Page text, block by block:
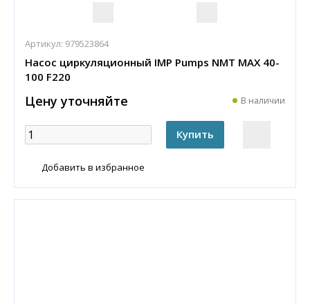
Артикул: 979523864
Насос циркуляционный IMP Pumps NMT MAX 40-
100 F220
Цену уточняйте В наличии
Добавить в избранное